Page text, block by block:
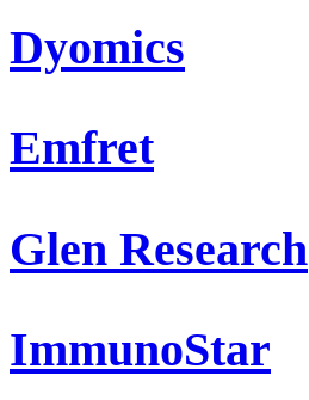
Dyomics
Emfret
Glen Research
ImmunoStar